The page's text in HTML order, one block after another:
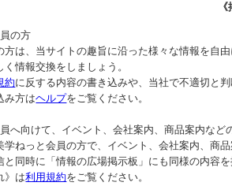
の方
方は、当サイトの趣旨に沿った様々な情報を自由
情報交換をしましょう。
約に反する内容の書き込みや、当社で不適切と
み方はヘルプをご覧ください。
へ向けて、イベント、会社案内、商品案内など
学ねっと会員の方で、イベント、会社案内、商
と同時に「情報の広場掲示板」にも同様の内容を
》は利用規約をご覧ください。